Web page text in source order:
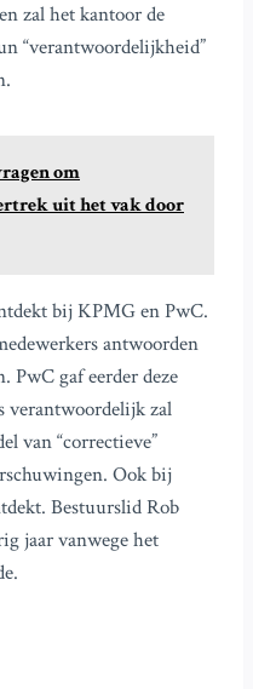
zal het kantoor de
“verantwoordelijkheid”
om
uit het vak door
bij KPMG en PwC.
antwoorden
PwC gaf eerder deze
verantwoordelijk zal
van “correctieve”
Ook bij
Bestuurslid Rob
jaar vanwege het